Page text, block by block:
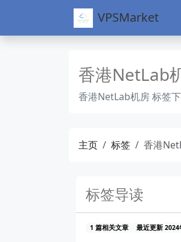
VPSMarket
香港NetLab
香港NetLab机房 标签
主页 标签 香港
标签导读
1 篇相关文章 最近更新 2024